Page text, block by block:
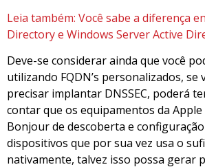
Leia também: Você sabe a diferença
Directory e Windows Server Active
Deve-se considerar ainda que você
utilizando FQDN’s personalizados, se
precisar implantar DNSSEC, poderá
contar que os equipamentos da
Bonjour de descoberta e
dispositivos que por sua vez usa o
nativamente, talvez isso possa gerar